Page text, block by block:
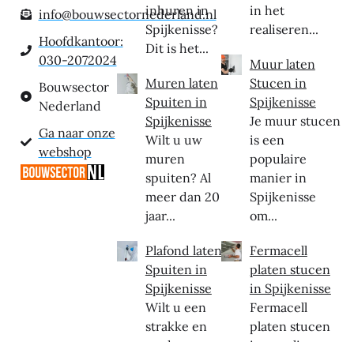
info@bouwsectornederland.nl
Hoofdkantoor:
030-2072024
Bouwsector
Nederland
Ga naar onze
webshop
inhuren in
Spijkenisse?
Dit is het...
Muren laten
Spuiten in
Spijkenisse
Wilt u uw
muren
spuiten? Al
meer dan 20
jaar...
Plafond laten
Spuiten in
Spijkenisse
Wilt u een
strakke en
in het
realiseren...
Muur laten
Stucen in
Spijkenisse
Je muur stucen
is een
populaire
manier in
Spijkenisse
om...
Fermacell
platen stucen
in Spijkenisse
Fermacell
platen stucen